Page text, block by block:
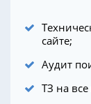
сайте;
Аудит
ТЗ на